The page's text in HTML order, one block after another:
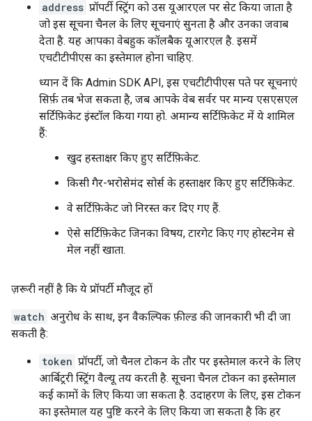
address प्रॉपर्टी स्ट्रिंग को उस यूआरएल पर सेट किया जाता है
जो इस सूचना चैनल के लिए सूचनाएं सुनता है और उनका जवाब
देता है. यह आपका वेबहुक कॉलबैक यूआरएल है. इसमें
एचटीटीपीएस का इस्तेमाल होना चाहिए.
ध्यान दें कि Admin SDK API, इस एचटीटीपीएस पते पर सूचनाएं
सिर्फ़ तब भेज सकता है, जब आपके वेब सर्वर पर मान्य एसएसएल
सर्टिफ़िकेट इंस्टॉल किया गया हो. अमान्य सर्टिफ़िकेट में ये शामिल
हैं:
खुद हस्ताक्षर किए हुए सर्टिफ़िकेट.
किसी गैर-भरोसेमंद सोर्स के हस्ताक्षर किए हुए सर्टिफ़िकेट.
वे सर्टिफ़िकेट जो निरस्त कर दिए गए हैं.
ऐसे सर्टिफ़िकेट जिनका विषय, टारगेट किए गए होस्टनेम से
मेल नहीं खाता.
ज़रूरी नहीं है कि ये प्रॉपर्टी मौजूद हों
watch अनुरोध के साथ, इन वैकल्पिक फ़ील्ड की जानकारी भी दी जा
सकती है:
token प्रॉपर्टी, जो चैनल टोकन के तौर पर इस्तेमाल करने के लिए
आर्बिट्ररी स्ट्रिंग वैल्यू तय करती है. सूचना चैनल टोकन का इस्तेमाल
कई कामों के लिए किया जा सकता है. उदाहरण के लिए, इस टोकन
का इस्तेमाल यह पुष्टि करने के लिए किया जा सकता है कि हर